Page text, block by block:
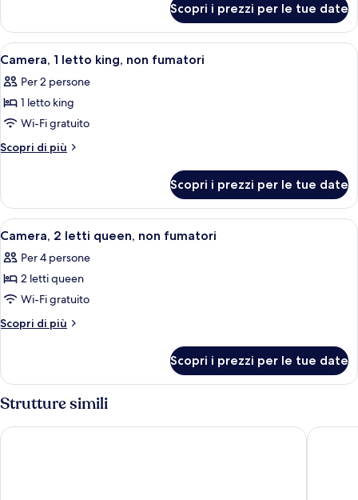
matrimoniali,
non
fumatori
2
letti
matrimoniali,
fumatori
Scopri i prezzi per le tue date
Apri
tutte
le
foto
per
Camera,
king,
non
fumatori
Una camera d'albergo con un letto
4
Camera, 1 letto king, non fumatori
Per 2 persone
1 letto king
Wi-Fi gratuito
Scopri di più
Altri
1
letto
king,
fumatori
Scopri i prezzi per le tue date
Apri
tutte
le
foto
per
Camera,
queen,
fumatori
Camera d'albergo con due letti, una
4
Camera, 2 letti queen, non fumatori
Per 4 persone
2 letti queen
Wi-Fi gratuito
Scopri di più
Altri
2
letti
queen,
non
fumatori
Scopri i prezzi per le tue date
Strutture simili
Comfort Inn by the Bay Hotel